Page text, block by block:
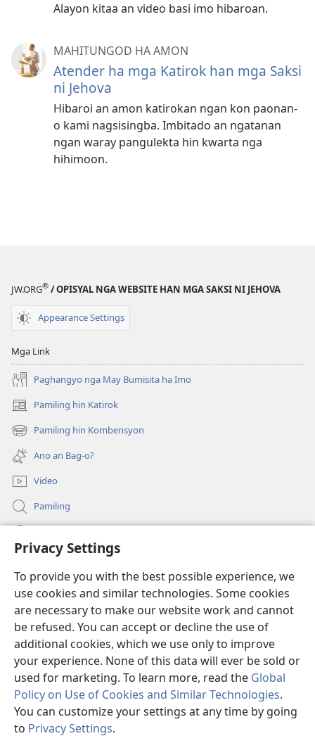
Privacy Settings
To provide you with the best possible experience, we
use cookies and similar technologies. Some cookies
are necessary to make our website work and cannot
be refused. You can accept or decline the use of
additional cookies, which we use only to improve
your experience. None of this data will ever be sold or
used for marketing. To learn more, read the Global
Policy on Use of Cookies and Similar Technologies.
You can customize your settings at any time by going
to Privacy Settings.
Alayon kitaa an video basi imo hibaroan.
MAHITUNGOD HA AMON
Atender ha mga Katirok han mga Saksi
ni Jehova
Hibaroi an amon katirokan ngan kon paonan-
o kami nagsisingba. Imbitado an ngatanan
ngan waray pangulekta hin kwarta nga
hihimoon.
JW.ORG® / OPISYAL NGA WEBSITE HAN MGA SAKSI NI JEHOVA
Appearance Settings
Mga Link
Paghangyo nga May Bumisita ha Imo
Pamiling hin Katirok
(opens
new
window)
Pamiling hin Kombensyon
(opens
new
window)
Ano an Bag-o?
Video
Pamiling
(opens
window)Watchtower ONLINE LIBRARY
(opens
new
window)JW Hub ®
(opens
new
window)
Copyright© 2026 Watch Tower Bible and Tract Society of Pennsylvania.
MGA KONDISYON HA PAGGAMIT